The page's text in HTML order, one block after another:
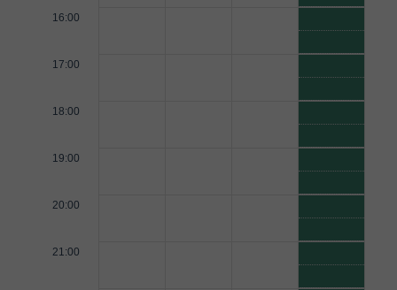
16:00
17:00
18:00
19:00
20:00
21:00